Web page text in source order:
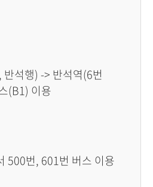
석행) -> 반석역(6번
(B1) 이용
500번, 601번 버스 이용